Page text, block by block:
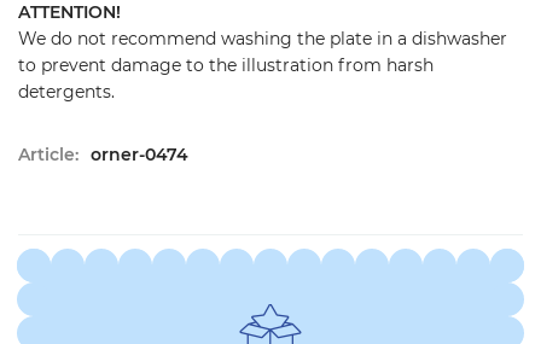
ATTENTION!
We do not recommend washing the plate in a dishwasher
to prevent damage to the illustration from harsh
detergents.
Article: orner-0474